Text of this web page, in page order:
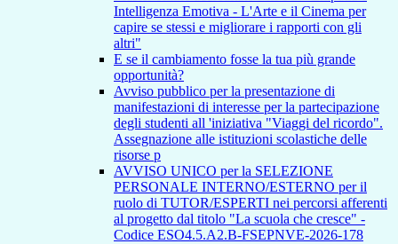
Intelligenza Emotiva - L'Arte e il Cinema per
capire se stessi e migliorare i rapporti con gli
altri"
E se il cambiamento fosse la tua più grande
opportunità?
Avviso pubblico per la presentazione di
manifestazioni di interesse per la partecipazione
degli studenti all 'iniziativa "Viaggi del ricordo".
Assegnazione alle istituzioni scolastiche delle
risorse p
AVVISO UNICO per la SELEZIONE
PERSONALE INTERNO/ESTERNO per il
ruolo di TUTOR/ESPERTI nei percorsi afferenti
al progetto dal titolo "La scuola che cresce" -
Codice ESO4.5.A2.B-FSEPNVE-2026-178